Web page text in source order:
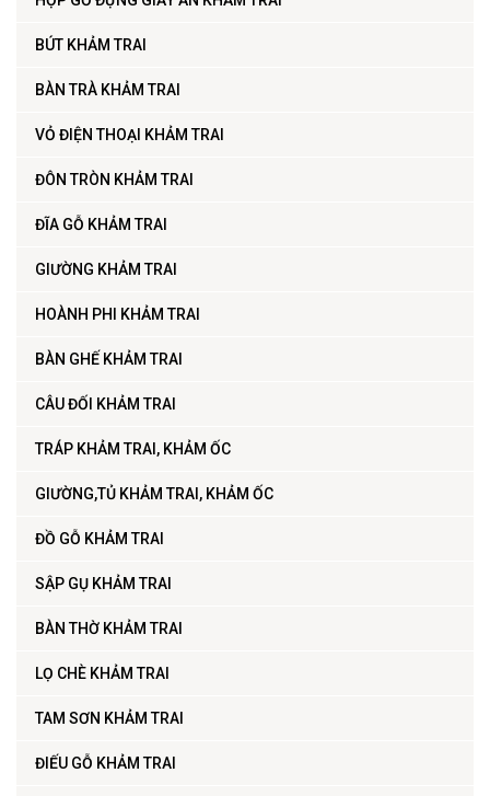
BÚT KHẢM TRAI
BÀN TRÀ KHẢM TRAI
VỎ ĐIỆN THOẠI KHẢM TRAI
ĐÔN TRÒN KHẢM TRAI
ĐĨA GỖ KHẢM TRAI
GIƯỜNG KHẢM TRAI
HOÀNH PHI KHẢM TRAI
BÀN GHẾ KHẢM TRAI
CÂU ĐỐI KHẢM TRAI
TRÁP KHẢM TRAI, KHẢM ỐC
GIƯỜNG,TỦ KHẢM TRAI, KHẢM ỐC
ĐỒ GỖ KHẢM TRAI
SẬP GỤ KHẢM TRAI
BÀN THỜ KHẢM TRAI
LỌ CHÈ KHẢM TRAI
TAM SƠN KHẢM TRAI
ĐIẾU GỖ KHẢM TRAI